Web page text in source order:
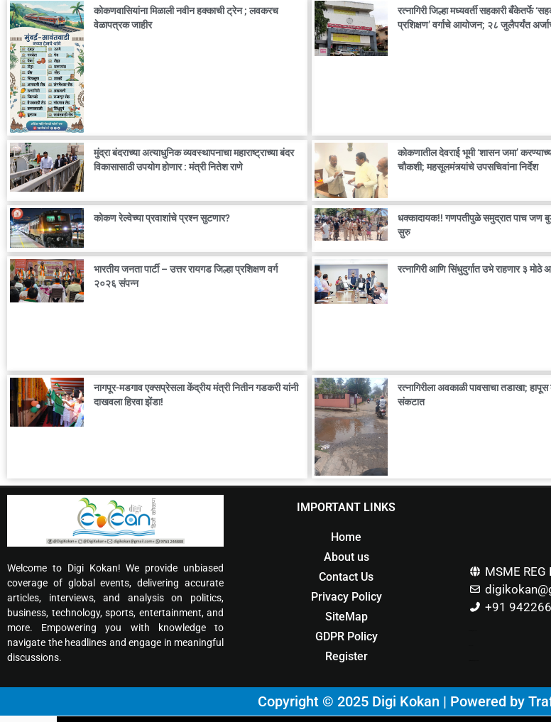
कोकणवासियांना मिळाली नवीन हक्काची ट्रेन ; लवकरच
वेळापत्रक जाहीर
रत्नागिरी जिल्हा मध्यवर्ती सहकारी बँकेतर्फे
प्रशिक्षण’ वर्गाचे आयोजन; २८ जुलैपर्यंत
मुंद्रा बंदराच्या अत्याधुनिक व्यवस्थापनाचा महाराष्ट्राच्या बंदर
विकासासाठी उपयोग होणार : मंत्री नितेश राणे
कोकणातील देवराई भूमी ‘शासन जमा’
चौकशी; महसूलमंत्र्यांचे उपसचिवांना निर्देश
कोकण रेल्वेच्या प्रवाशांचे प्रश्न सुटणार?
धक्कादायक!! गणपतीपुळे समुद्रात पाच जण
सुरु
भारतीय जनता पार्टी – उत्तर रायगड जिल्हा प्रशिक्षण वर्ग
२०२६ संपन्न
रत्नागिरी आणि सिंधुदुर्गात उभे राहणार ३
नागपूर-मडगाव एक्सप्रेसला केंद्रीय मंत्री नितीन गडकरी यांनी
दाखवला हिरवा झेंडा!
रत्नागिरीला अवकाळी पावसाचा तडाखा; हापूस
संकटात
Welcome to Digi Kokan! We provide unbiased
coverage of global events, delivering accurate
articles, interviews, and analysis on politics,
business, technology, sports, entertainment, and
more. Empowering you with knowledge to
navigate the headlines and engage in meaningful
discussions.
IMPORTANT LINKS
Home
About us
Contact Us
Privacy Policy
SiteMap
GDPR Policy
Register
MSME
+91
Copyright © 2025 Digi Kokan | Powered by